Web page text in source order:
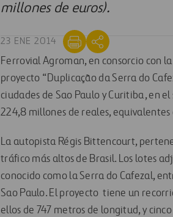
millones de euros).
23 ENE 2014
Ferrovial Agroman, en consorcio con
proyecto “Duplicação da Serra do
ciudades de Sao Paulo y Curitiba, en
224,8 millones de reales, equivalentes
La autopista Régis Bittencourt,
tráfico más altos de Brasil. Los lotes
conocido como la Serra do Cafezal,
Sao Paulo. El proyecto tiene un
ellos de 747 metros de longitud, y